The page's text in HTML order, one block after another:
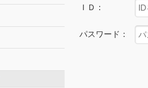
ＩＤ：
パスワード：